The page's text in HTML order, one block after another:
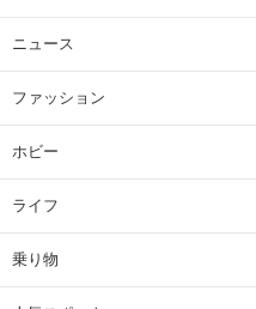
ニュース
ファッション
ホビー
ライフ
乗り物